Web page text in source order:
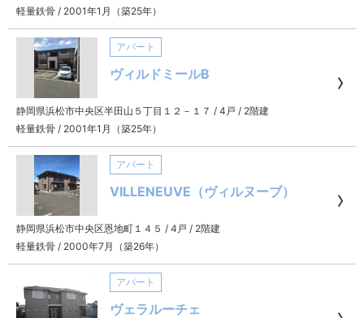
軽量鉄骨 / 2001年1月（築25年）
アパート
ヴィルドミールB
静岡県浜松市中央区半田山５丁目１２－１７ / 4戸 / 2階建
軽量鉄骨 / 2001年1月（築25年）
アパート
VILLENEUVE（ヴィルヌーブ）
静岡県浜松市中央区恩地町１４５ / 4戸 / 2階建
軽量鉄骨 / 2000年7月（築26年）
アパート
ヴェラルーチェ